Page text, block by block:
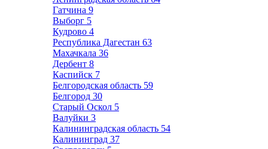
Гатчина 9
Выборг 5
Кудрово 4
Республика Дагестан 63
Махачкала 36
Дербент 8
Каспийск 7
Белгородская область 59
Белгород 30
Старый Оскол 5
Валуйки 3
Калининградская область 54
Калининград 37